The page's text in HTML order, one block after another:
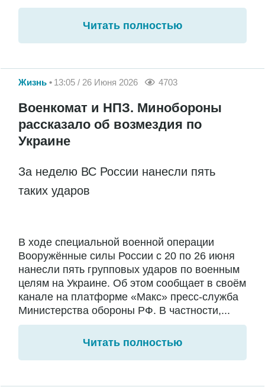
Читать полностью
Жизнь 13:05 / 26 Июня 2026 4703
Военкомат и НПЗ. Минобороны
рассказало об возмездия по
Украине
За неделю ВС России нанесли пять
таких ударов
В ходе специальной военной операции
Вооружённые силы России с 20 по 26 июня
нанесли пять групповых ударов по военным
целям на Украине. Об этом сообщает в своём
канале на платформе «Макс» пресс-служба
Министерства обороны РФ. В частности,...
Читать полностью